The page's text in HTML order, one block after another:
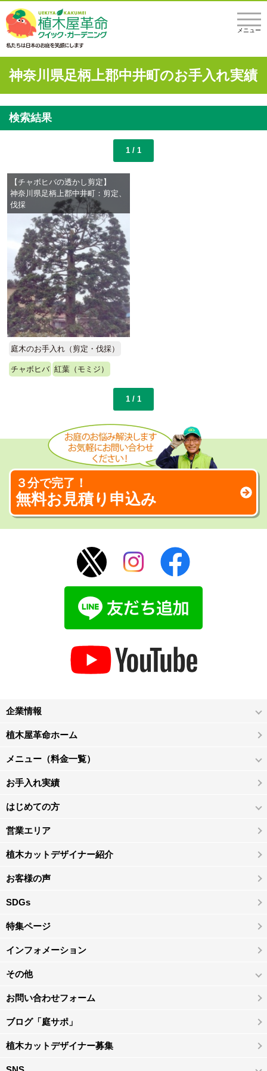
メニュー
神奈川県足柄上郡中井町のお手入れ実績
検索結果
1 / 1
【チャボヒバの透かし剪定】
神奈川県足柄上郡中井町：剪定、
伐採
庭木のお手入れ（剪定・伐採）
チャボヒバ 紅葉（モミジ）
1 / 1
３分で完了！
無料お見積り申込み
企業情報
植木屋革命ホーム
メニュー（料金一覧）
お手入れ実績
はじめての方
営業エリア
植木カットデザイナー紹介
お客様の声
SDGs
特集ページ
インフォメーション
その他
お問い合わせフォーム
ブログ「庭サポ」
植木カットデザイナー募集